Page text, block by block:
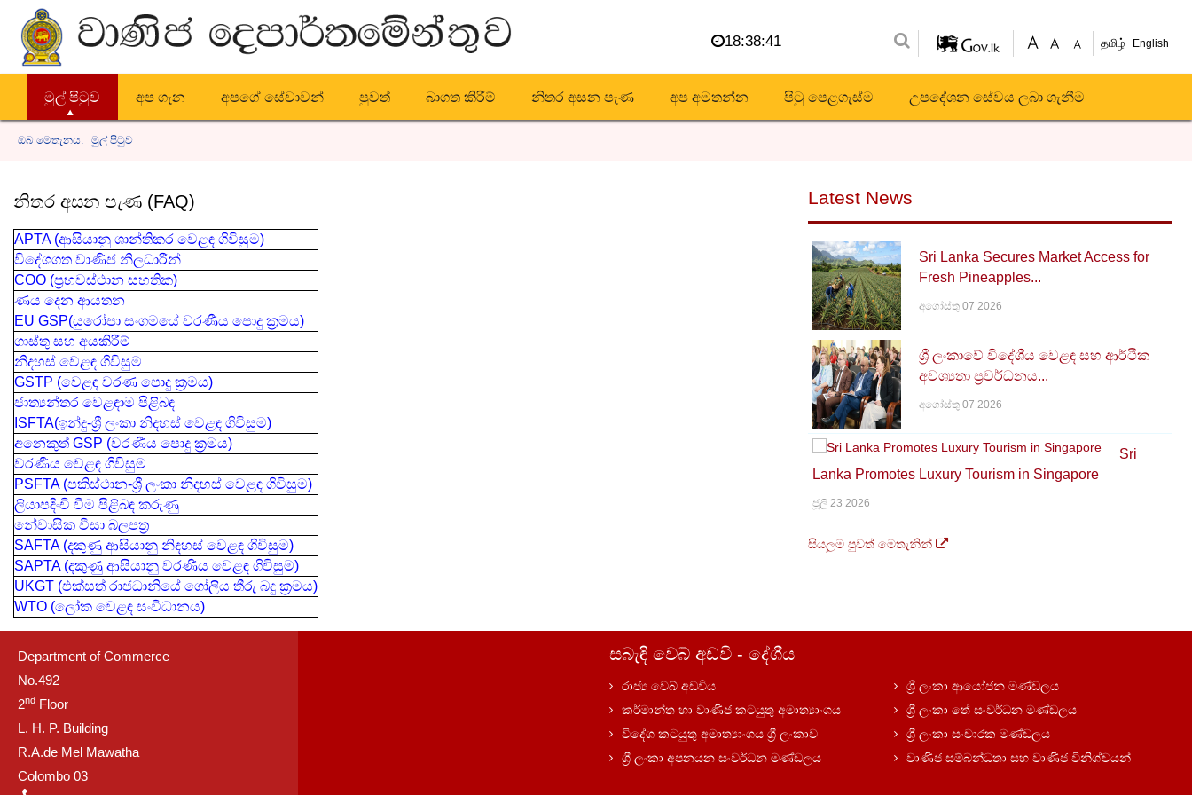
18:38:41 தமிழ் English
මුල් පිටුව අප ගැන අපගේ සේවාවන් පුවත් බාගත කිරීම් නිතර අසන පැණ අප අමතන්න පිටු පෙළගැස්ම උපදේශන සේවය ලබා ගැනීම
ඔබ මෙතැනය: මුල් පිටුව
නිතර අසන පැණ (FAQ)
APTA (ආසියානු ශාන්තිකර වෙළඳ ගිවිසුම)
විදේශගත වාණිජ නිලධාරීන්
COO (ප්‍රභවස්ථාන සහතික)
ණය දෙන ආයතන
EU GSP(යුරෝපා සංගමයේ වරණීය පොදු ක්‍රමය)
ගාස්තු සහ අයකිරීම්
නිදහස් වෙළඳ ගිවිසුම
GSTP (වෙළඳ වරණ පොදු ක්‍රමය)
ජාත්‍යන්තර වෙළඳාම පිළිබඳ
ISFTA(ඉන්දු-ශ්‍රී ලංකා නිදහස් වෙළඳ ගිවිසුම)
අනෙකුත් GSP (වරණීය පොදු ක්‍රමය)
වරණීය වෙළඳ ගිවිසුම
PSFTA (පකිස්ථාන-ශ්‍රී ලංකා නිදහස් වෙළඳ ගිවිසුම)
ලියාපදිංචි වීම පිළිබඳ කරුණු
නේවාසික වීසා බලපත්‍ර
SAFTA (දකුණු ආසියානු නිදහස් වෙළඳ ගිවිසුම)
SAPTA (දකුණු ආසියානු වරණීය වෙළඳ ගිවිසුම)
UKGT (එක්සත් රාජධානියේ ගෝලීය තීරු බදු ක්‍රමය)
WTO (ලෝක වෙළඳ සංවිධානය)
Latest News
Sri Lanka Secures Market Access for
Fresh Pineapples...
අගෝස්තු 07 2026
ශ්‍රී ලංකාවේ විදේශීය වෙළඳ සහ ආර්ථික
අවශ්‍යතා ප්‍රවර්ධනය...
අගෝස්තු 07 2026
Sri
Lanka Promotes Luxury Tourism in Singapore
ජූලි 23 2026
සියලුම පුවත් මෙතැනින්
Department of Commerce
No.492
2nd Floor
L. H. P. Building
R.A.de Mel Mawatha
Colombo 03
සබැඳි වෙබ් අඩවි - දේශීය
රාජ්‍ය වෙබ් අඩවිය
කර්මාන්ත හා වාණිජ කටයුතු අමාත්‍යාංශය
විදේශ කටයුතු අමාත්‍යාංශය ශ්‍රී ලංකාව
ශ්‍රී ලංකා අපනයන සංවර්ධන මණ්ඩලය
ශ්‍රී ලංකා ආයෝජන මණ්ඩලය
ශ්‍රී ලංකා තේ සංවර්ධන මණ්ඩලය
ශ්‍රී ලංකා සංචාරක මණ්ඩලය
වාණිජ සම්බන්ධතා සහ වාණිජ විනිශ්චයන්